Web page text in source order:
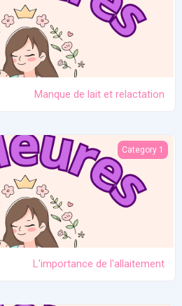
Manque de lait et relactation
L'importance de l'allaitement
Category 1
L'importance de l'allaitement